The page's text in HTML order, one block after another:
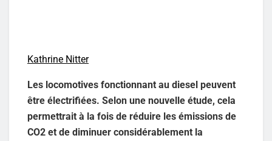
Kathrine Nitter
Les locomotives fonctionnant au diesel peuvent
être électrifiées. Selon une nouvelle étude, cela
permettrait à la fois de réduire les émissions de
CO2 et de diminuer considérablement la